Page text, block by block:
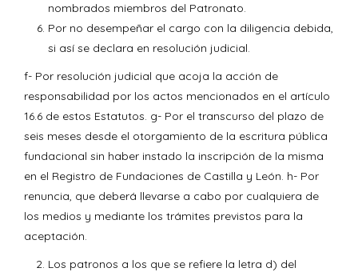
nombrados miembros del Patronato.
Por no desempeñar el cargo con la diligencia debida,
si así se declara en resolución judicial.
f- Por resolución judicial que acoja la acción de
responsabilidad por los actos mencionados en el artículo
16.6 de estos Estatutos. g- Por el transcurso del plazo de
seis meses desde el otorgamiento de la escritura pública
fundacional sin haber instado la inscripción de la misma
en el Registro de Fundaciones de Castilla y León. h- Por
renuncia, que deberá llevarse a cabo por cualquiera de
los medios y mediante los trámites previstos para la
aceptación.
Los patronos a los que se refiere la letra d) del